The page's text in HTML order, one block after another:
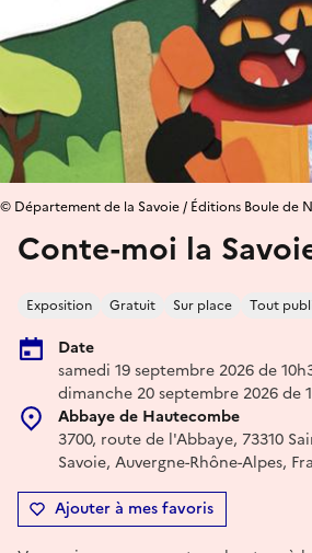
Conte-moi la
Exposition Gratuit Sur place Tout
Date
samedi 19 septembre 2026 de
dimanche 20 septembre 2026 de
Abbaye de Hautecombe
3700, route de l'Abbaye, 73310
Savoie, Auvergne-Rhône-Alpes,
Ajouter à mes favoris
© Département de la Savoie / Éditions Boule de